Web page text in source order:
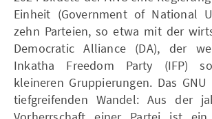
Einheit (Government of National
zehn Parteien, so etwa mit der
Democratic Alliance (DA), der
Inkatha Freedom Party (IFP)
kleineren Gruppierungen. Das
tiefgreifenden Wandel: Aus der